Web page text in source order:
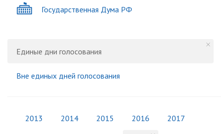
Государственная Дума РФ
Единые дни голосования
Вне единых дней голосования
2013 2014 2015 2016 2017